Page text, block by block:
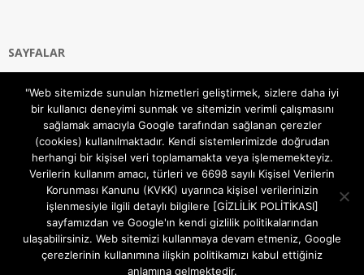
SAYFALAR
Gizlilik ve Çerezler (Cookies) Politikası
Hakkımızda
İletişim Kanalları
MODEM KURULUM
TEKNİK DESTEK
TELEVİZYON SİSTEMLERİ
"Web sitemizde sunulan hizmetleri geliştirmek, sizlere daha iyi
bir kullanıcı deneyimi sunmak ve sitemizin verimli çalışmasını
sağlamak amacıyla Google tarafından sağlanan çerezler
(cookies) kullanılmaktadır. Kendi sistemlerimizde doğrudan
herhangi bir kişisel veri toplamamakta veya işlememekteyiz.
Verilerin kullanım amacı, türleri ve 6698 sayılı Kişisel Verilerin
Korunması Kanunu (KVKK) uyarınca kişisel verilerinizin
işlenmesiyle ilgili detaylı bilgilere [GİZLİLİK POLİTİKASI]
sayfamızdan ve Google'ın kendi gizlilik politikalarından
ulaşabilirsiniz. Web sitemizi kullanmaya devam etmeniz, Google
çerezlerinin kullanımına ilişkin politikamızı kabul ettiğiniz
anlamına gelmektedir.